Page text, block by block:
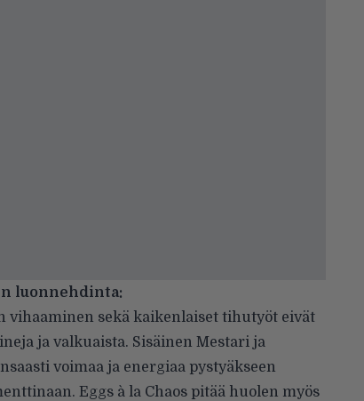
luonnehdinta:
vihaaminen sekä kaikenlaiset tihutyöt eivät
ja valkuaista. Sisäinen Mestari ja
voimaa ja energiaa pystyäkseen
Eggs à la Chaos pitää huolen myös